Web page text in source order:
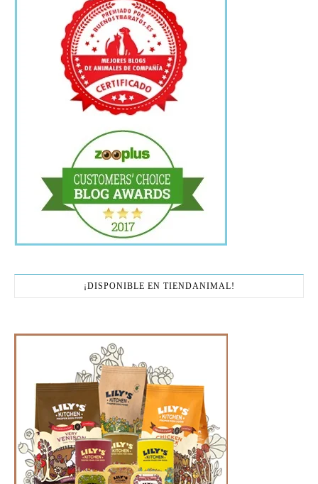
¡DISPONIBLE EN TIENDANIMAL!